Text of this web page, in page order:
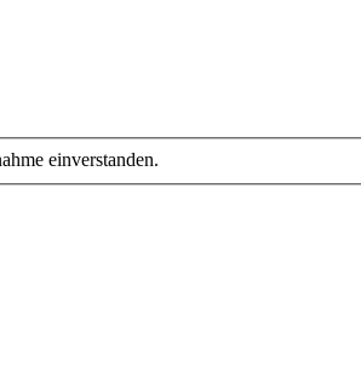
einverstanden.